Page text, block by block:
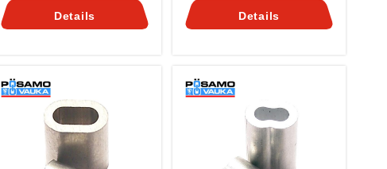
Monheimer Ketten- u.
Metallwarenindustrie,
Details
Monheimer Ketten- u.
Metallwarenindustrie,
Details